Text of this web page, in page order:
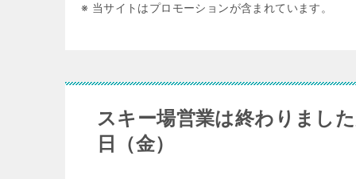
※ 当サイトはプロモーションが含まれています。
スキー場営業は終わりまし
日（金）